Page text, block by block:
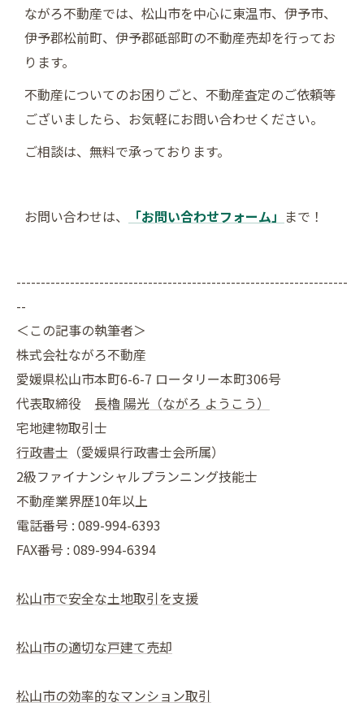
ながろ不動産では、松山市を中心に東温市、伊予市、
伊予郡松前町、伊予郡砥部町の不動産売却を行ってお
ります。
不動産についてのお困りごと、不動産査定のご依頼等
ございましたら、お気軽にお問い合わせください。
ご相談は、無料で承っております。
お問い合わせは、 「お問い合わせフォーム」 まで！
--------------------------------------------------------------------
--
＜この記事の執筆者＞
株式会社ながろ不動産
愛媛県松山市本町6-6-7 ロータリー本町306号
代表取締役 長櫓 陽光（ながろ ようこう）
宅地建物取引士
行政書士 （愛媛県行政書士会所属）
2級ファイナンシャルプランニング技能士
不動産業界歴10年以上
電話番号 : 089-994-6393
FAX番号 : 089-994-6394
松山市で安全な土地取引を支援
松山市の適切な戸建て売却
松山市の効率的なマンション取引